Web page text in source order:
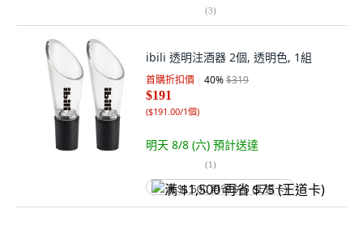
(3)
ibili 透明注酒器 2個, 透明色, 1組
首購折扣價 40%$319
$191
($191.00/1個)
明天 8/8 (六) 預計送達
(1)
满 $1,500 再省 $75 (王道卡)